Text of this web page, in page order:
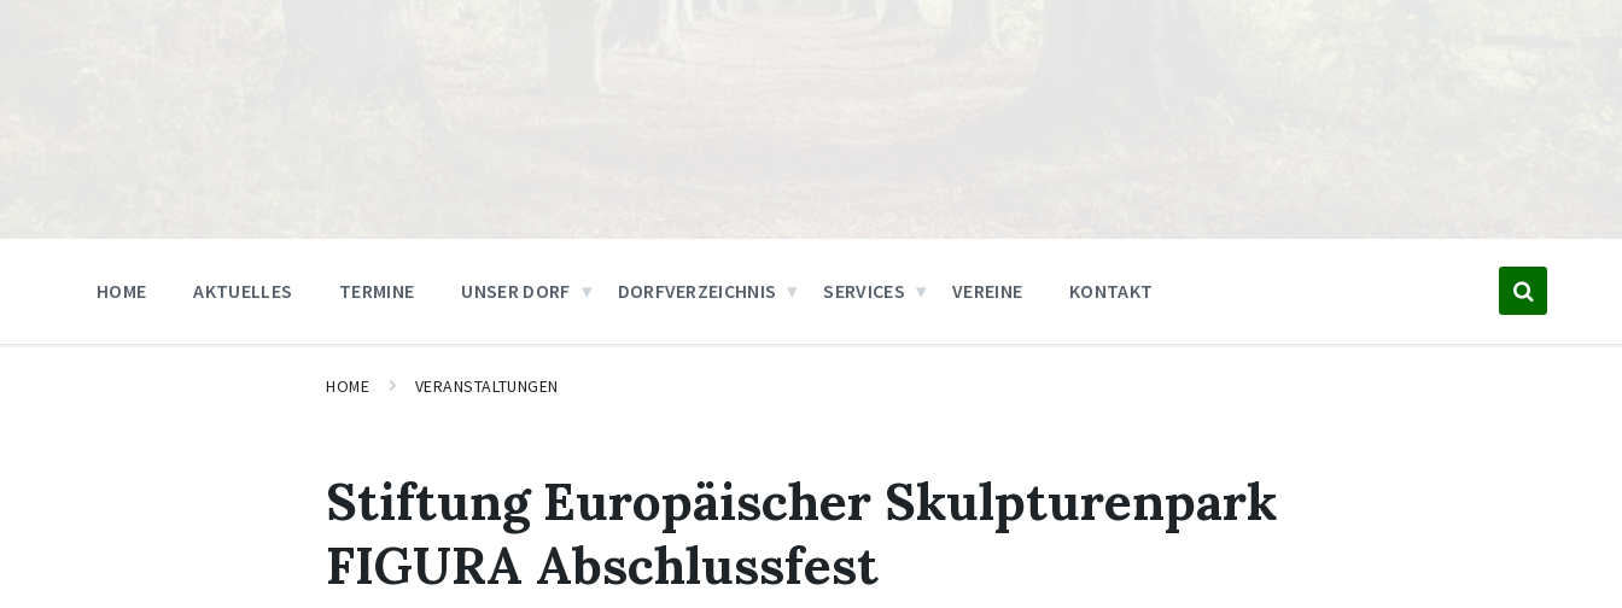
HOME AKTUELLES TERMINE UNSER DORF DORFVERZEICHNIS SERVICES VEREINE KONTAKT
HOME VERANSTALTUNGEN
Stiftung Europäischer Skulpturenpark
FIGURA Abschlussfest